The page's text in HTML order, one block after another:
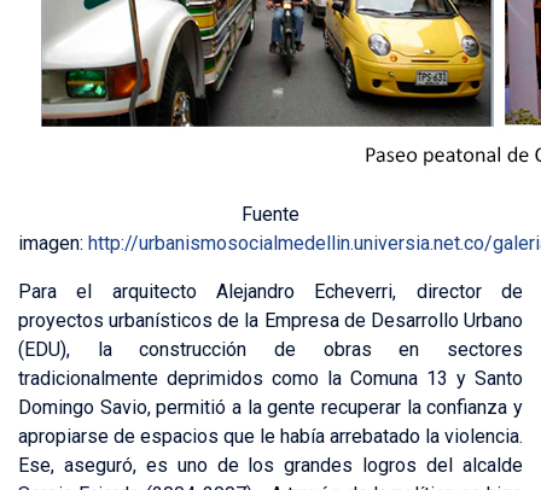
Fuente
imagen: http://urbanismosocialmedellin.universia.net.co/
Para el arquitecto Alejandro Echeverri, director de
proyectos urbanísticos de la Empresa de Desarrollo Urbano
(EDU), la construcción de obras en sectores
tradicionalmente deprimidos como la Comuna 13 y Santo
Domingo Savio, permitió a la gente recuperar la confianza y
apropiarse de espacios que le había arrebatado la violencia.
Ese, aseguró, es uno de los grandes logros del alcalde